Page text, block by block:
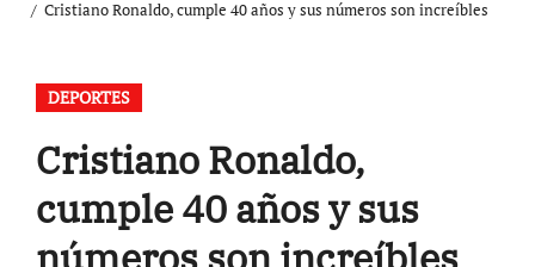
Cristiano Ronaldo, cumple 40 años y sus números son increíbles
DEPORTES
Cristiano Ronaldo,
cumple 40 años y sus